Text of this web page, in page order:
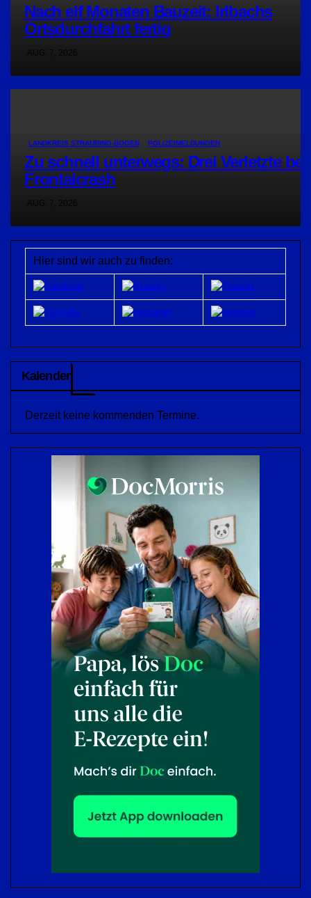
Nach elf Monaten Bauzeit: Irlbachs
Ortsdurchfahrt fertig
LANDKREIS STRAUBING-BOGEN POLIZEIMELDUNGEN
Zu schnell unterwegs: Drei Verletzte bei
Frontalcrash
Hier sind wir auch zu finden:
Kalender
Derzeit keine kommenden Termine.